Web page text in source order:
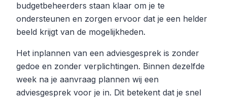
budgetbeheerders staan klaar om je te
ondersteunen en zorgen ervoor dat je een helder
beeld krijgt van de mogelijkheden.
Het inplannen van een adviesgesprek is zonder
gedoe en zonder verplichtingen. Binnen dezelfde
week na je aanvraag plannen wij een
adviesgesprek voor je in. Dit betekent dat je snel